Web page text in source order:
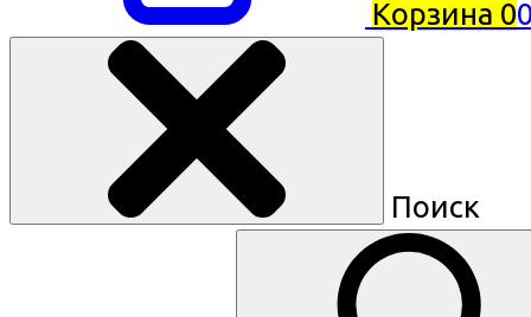
Корзина 0
Поиск